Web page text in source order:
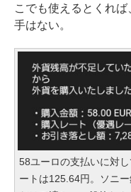
こでも使えるとくれ
手はない。
58ユーロの支払いに対
ートは125.64円。ソニ